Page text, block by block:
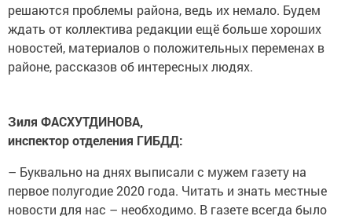
решаются проблемы района, ведь их немало. Будем
ждать от коллектива редакции ещё больше хороших
новостей, материалов о положительных переменах в
районе, рассказов об интересных людях.
Зиля ФАСХУТДИНОВА,
инспектор отделения ГИБДД:
– Буквально на днях выписали с мужем газету на
первое полугодие 2020 года. Читать и знать местные
новости для нас – необходимо. В газете всегда было